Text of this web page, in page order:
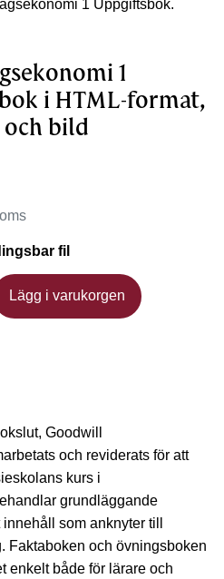
1 Uppgiftsbok.
1
i HTML-format,
bild
fil
Lägg i varukorgen
Lägg i varukorgen
Goodwill
och reviderats för att
kurs i
grundläggande
som anknyter till
Faktaboken och övningsboken
enkelt både för lärare och